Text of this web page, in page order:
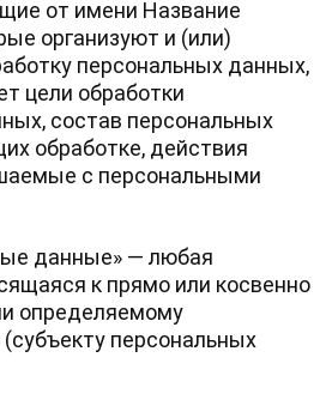
от имени Название
организуют и (или)
персональных данных,
цели обработки
состав персональных
обработке, действия
с персональными
данные» — любая
к прямо или косвенно
определяемому
персональных